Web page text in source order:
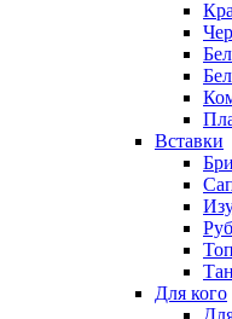
Вставки
Для кого